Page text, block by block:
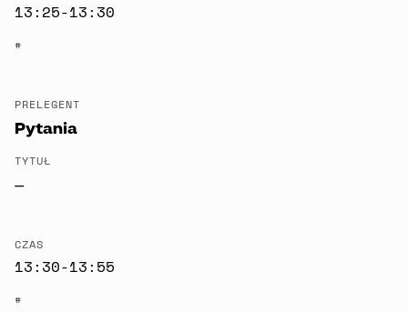
13:25-13:30
#
PRELEGENT
Pytania
TYTUŁ
—
CZAS
13:30-13:55
#